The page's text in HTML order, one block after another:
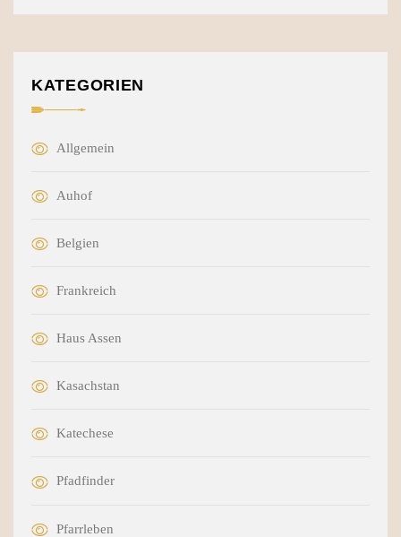
KATEGORIEN
Allgemein
Auhof
Belgien
Frankreich
Haus Assen
Kasachstan
Katechese
Pfadfinder
Pfarrleben